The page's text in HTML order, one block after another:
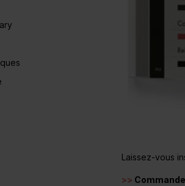
Laissez-vous
>>